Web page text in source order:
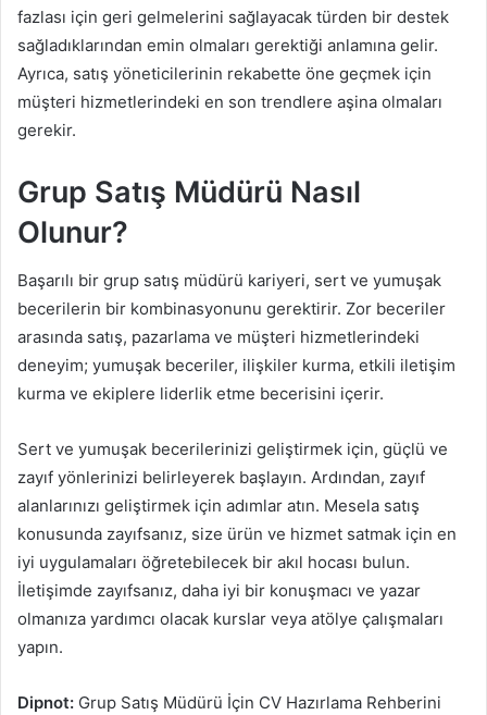
fazlası için geri gelmelerini sağlayacak türden bir destek
sağladıklarından emin olmaları gerektiği anlamına gelir.
Ayrıca, satış yöneticilerinin rekabette öne geçmek için
müşteri hizmetlerindeki en son trendlere aşina olmaları
gerekir.
Grup Satış Müdürü Nasıl
Olunur?
Başarılı bir grup satış müdürü kariyeri, sert ve yumuşak
becerilerin bir kombinasyonunu gerektirir. Zor beceriler
arasında satış, pazarlama ve müşteri hizmetlerindeki
deneyim; yumuşak beceriler, ilişkiler kurma, etkili iletişim
kurma ve ekiplere liderlik etme becerisini içerir.
Sert ve yumuşak becerilerinizi geliştirmek için, güçlü ve
zayıf yönlerinizi belirleyerek başlayın. Ardından, zayıf
alanlarınızı geliştirmek için adımlar atın. Mesela satış
konusunda zayıfsanız, size ürün ve hizmet satmak için en
iyi uygulamaları öğretebilecek bir akıl hocası bulun.
İletişimde zayıfsanız, daha iyi bir konuşmacı ve yazar
olmanıza yardımcı olacak kurslar veya atölye çalışmaları
yapın.
Dipnot: Grup Satış Müdürü İçin CV Hazırlama Rehberini